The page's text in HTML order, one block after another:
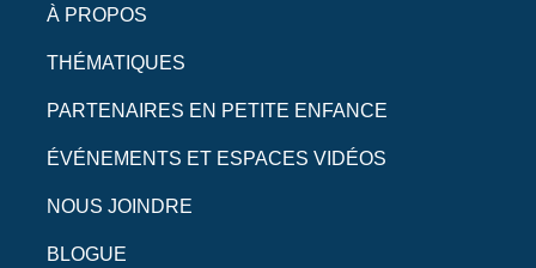
À PROPOS
THÉMATIQUES
PARTENAIRES EN PETITE ENFANCE
ÉVÉNEMENTS ET ESPACES VIDÉOS
NOUS JOINDRE
BLOGUE